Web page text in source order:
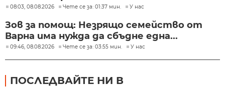
08:03, 08.08.2026 Чете се за: 01:37 мин. У нас
Зов за помощ: Незрящо семейство от
Варна има нужда да сбъдне една...
09:46, 08.08.2026 Чете се за: 03:55 мин. У нас
ПОСЛЕДВАЙТЕ НИ В